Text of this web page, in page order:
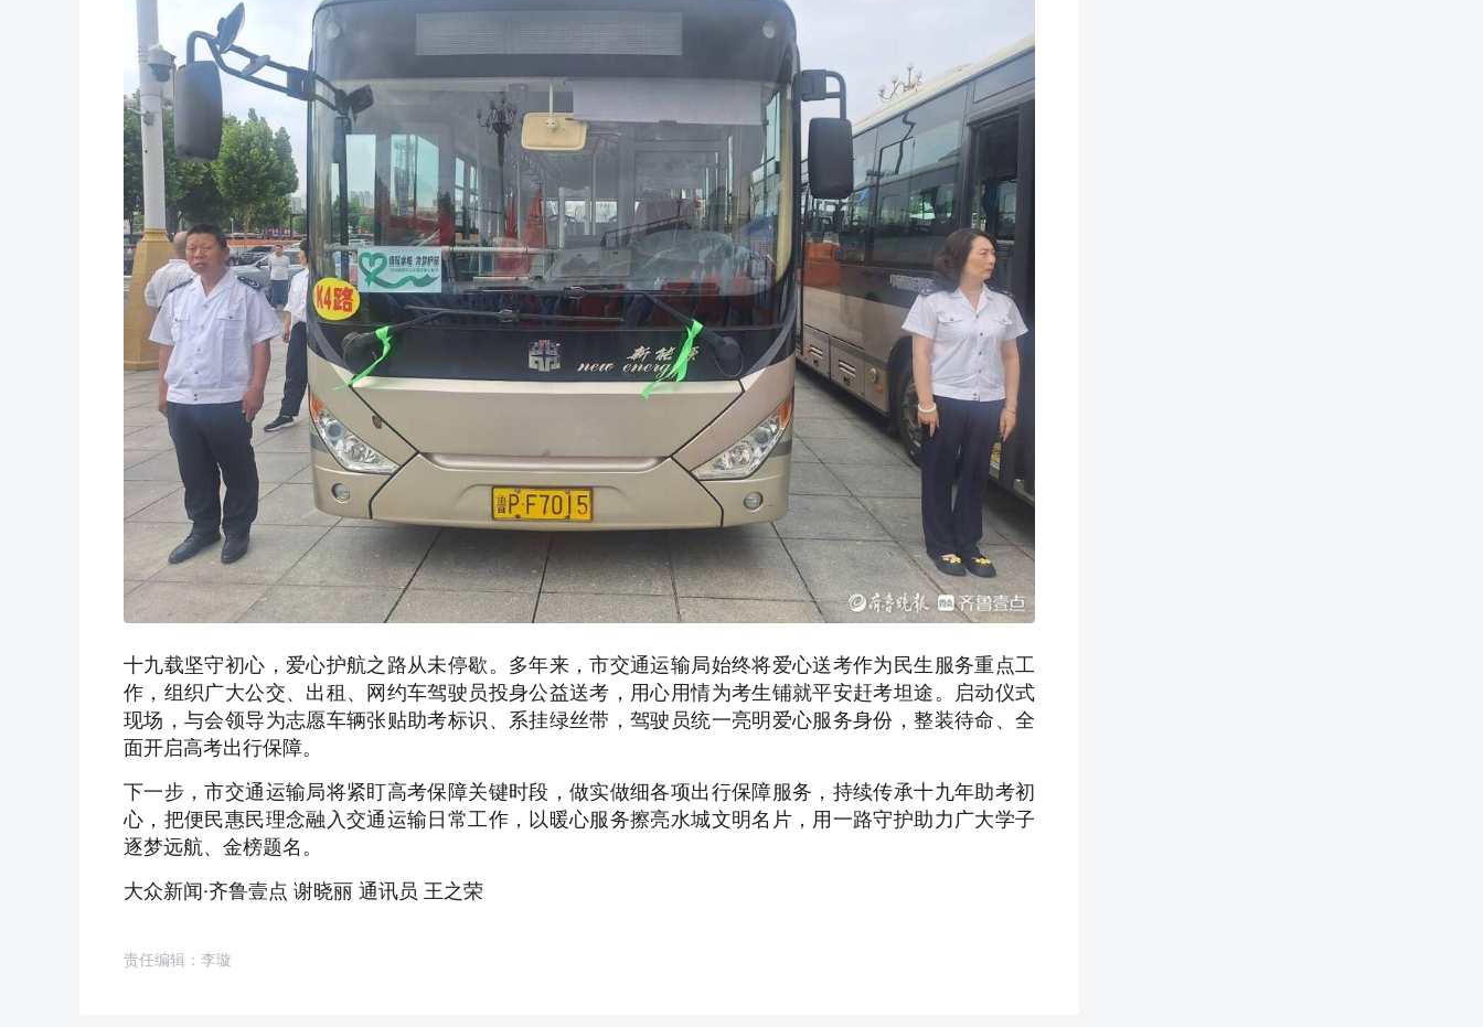
十九载坚守初心，爱心护航之路从未停歇。多年来，市交通运输局始终将爱心送考作为民生服务重点工
作，组织广大公交、出租、网约车驾驶员投身公益送考，用心用情为考生铺就平安赶考坦途。启动仪式
现场，与会领导为志愿车辆张贴助考标识、系挂绿丝带，驾驶员统一亮明爱心服务身份，整装待命、全
面开启高考出行保障。
下一步，市交通运输局将紧盯高考保障关键时段，做实做细各项出行保障服务，持续传承十九年助考初
心，把便民惠民理念融入交通运输日常工作，以暖心服务擦亮水城文明名片，用一路守护助力广大学子
逐梦远航、金榜题名。
大众新闻·齐鲁壹点 谢晓丽 通讯员 王之荣
责任编辑：李璇